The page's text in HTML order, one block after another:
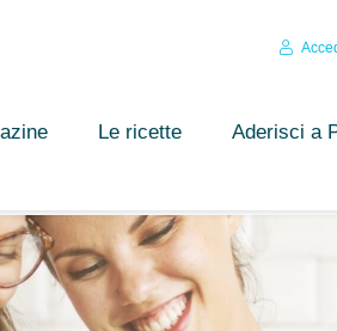
Le ricette Aderisci a